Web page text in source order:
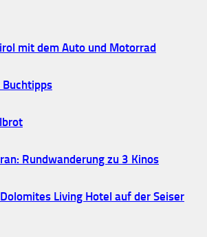
mit dem Auto und Motorrad
Rundwanderung zu 3 Kinos
Living Hotel auf der Seiser